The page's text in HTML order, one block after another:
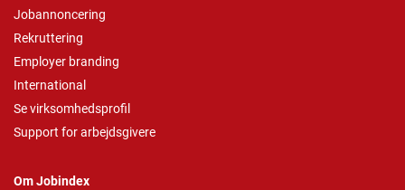
Jobannoncering
Rekruttering
Employer branding
International
Se virksomhedsprofil
Support for arbejdsgivere
Om Jobindex